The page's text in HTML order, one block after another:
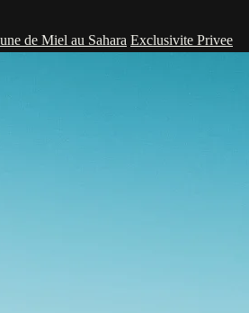
de Miel au Sahara Exclusivite Privee